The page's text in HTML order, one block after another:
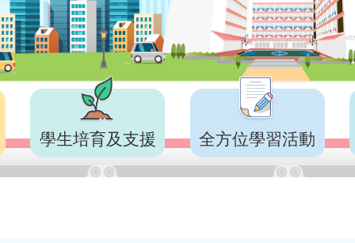
學生培育及支援 全方位學習活動